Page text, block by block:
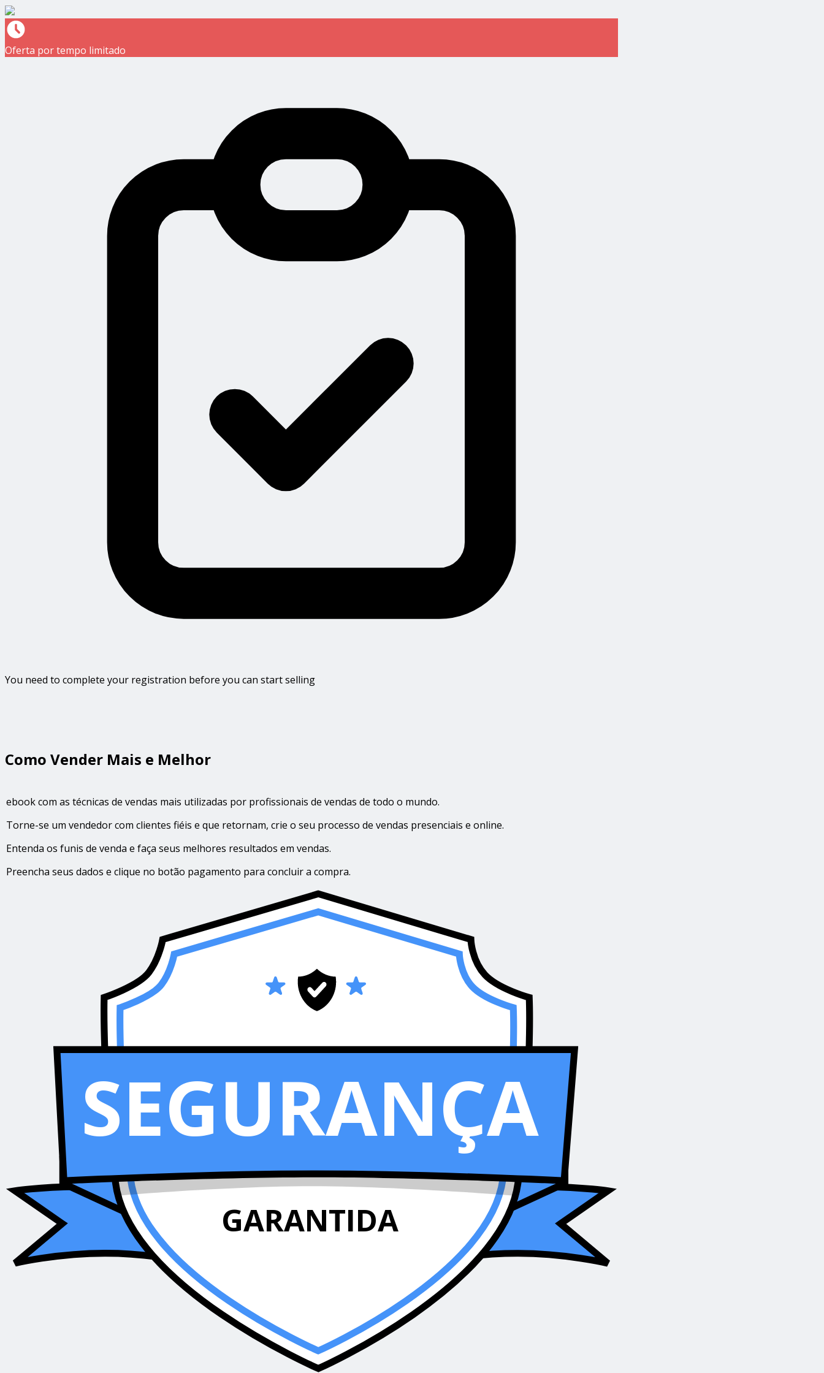
Oferta por tempo limitado
You need to complete your registration before you can start selling
Como Vender Mais e Melhor
ebook com as técnicas de vendas mais utilizadas por profissionais de vendas de todo o mundo.
Torne-se um vendedor com clientes fiéis e que retornam, crie o seu processo de vendas presenciais e online.
Entenda os funis de venda e faça seus melhores resultados em vendas.
Preencha seus dados e clique no botão pagamento para concluir a compra.
SEGURANÇA
GARANTIDA